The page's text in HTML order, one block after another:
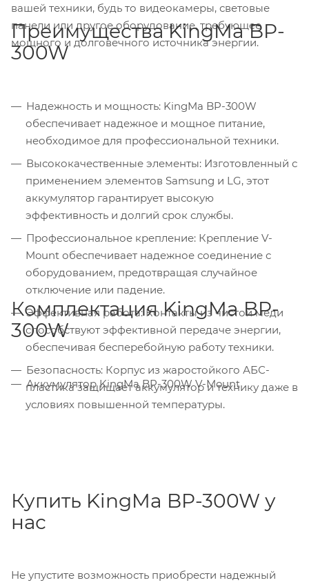
вашей техники, будь то видеокамеры, световые
панели или другое оборудование, требующее
мощного и долговечного источника энергии.
Преимущества KingMa BP-
300W
Надежность и мощность: KingMa BP-300W
обеспечивает надежное и мощное питание,
необходимое для профессиональной техники.
Высококачественные элементы: Изготовленный с
применением элементов Samsung и LG, этот
аккумулятор гарантирует высокую
эффективность и долгий срок службы.
Профессиональное крепление: Крепление V-
Mount обеспечивает надежное соединение с
оборудованием, предотвращая случайное
отключение или падение.
Эффективная работа: Контакты из чистой меди
способствуют эффективной передаче энергии,
обеспечивая бесперебойную работу техники.
Безопасность: Корпус из жаростойкого АБС-
пластика защищает аккумулятор и технику даже в
условиях повышенной температуры.
Комплектация KingMa BP-
300W
Аккумулятор KingMa BP-300W V-Mount
Купить KingMa BP-300W у
нас
Не упустите возможность приобрести надежный